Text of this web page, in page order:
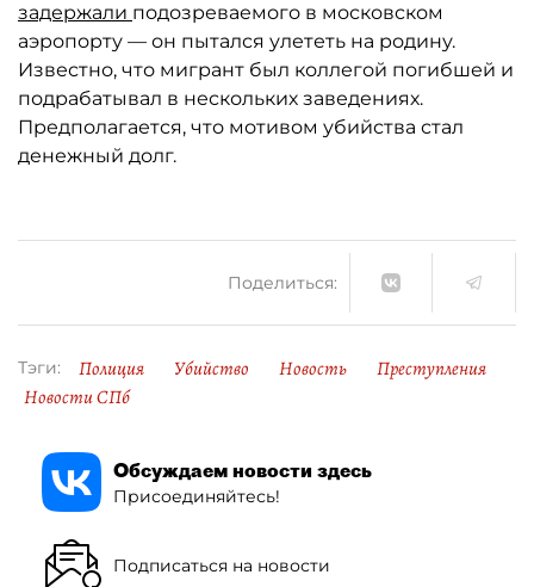
задержали подозреваемого в московском
аэропорту — он пытался улететь на родину.
Известно, что мигрант был коллегой погибшей и
подрабатывал в нескольких заведениях.
Предполагается, что мотивом убийства стал
денежный долг.
Поделиться:
Тэги: Полиция Убийство Новость
Преступления
Новости СПб
Обсуждаем новости здесь
Присоединяйтесь!
Подписаться на новости